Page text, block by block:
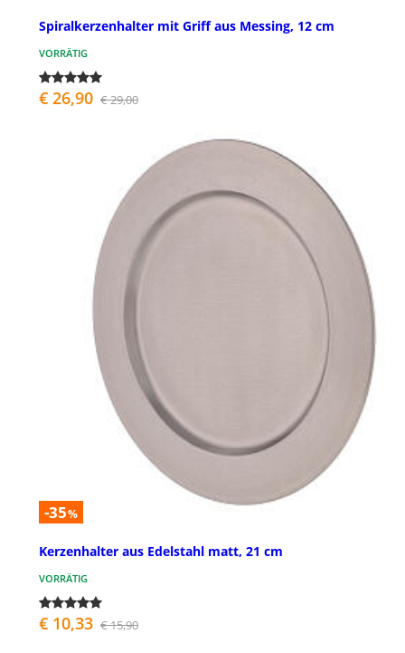
Spiralkerzenhalter mit Griff aus Messing, 12 cm
VORRÄTIG
€ 26,90 € 29,00
-35%
Kerzenhalter aus Edelstahl matt, 21 cm
VORRÄTIG
€ 10,33 € 15,90